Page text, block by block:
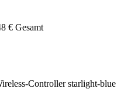
€ Gesamt
Controller starlight-blue